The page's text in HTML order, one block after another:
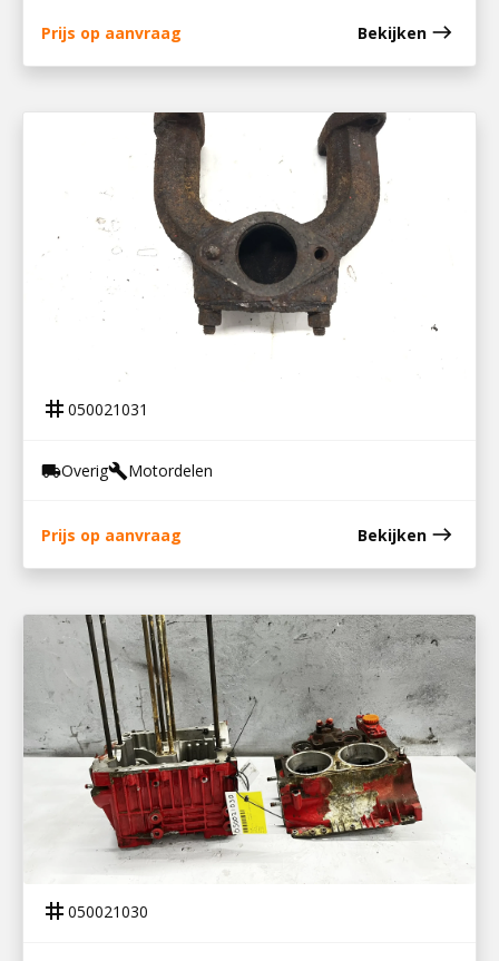
Prijs op aanvraag Bekijken east
UITLAATSPRUITSTUK LOMBARDINI
tag 050021031
local_shippingOverigbuildMotordelen
Prijs op aanvraag Bekijken east
050021030
ONDERBLOK LOMBARDINI 12LD477/2
tag 050021030